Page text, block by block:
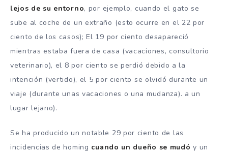
lejos de su entorno, por ejemplo, cuando el gato se
sube al coche de un extraño (esto ocurre en el 22 por
ciento de los casos); El 19 por ciento desapareció
mientras estaba fuera de casa (vacaciones, consultorio
veterinario), el 8 por ciento se perdió debido a la
intención (vertido), el 5 por ciento se olvidó durante un
viaje (durante unas vacaciones o una mudanza). a un
lugar lejano).
Se ha producido un notable 29 por ciento de las
incidencias de homing cuando un dueño se mudó y un